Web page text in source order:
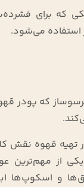
که برای
استفاده می‌شود.
که پودر
تهیه قهوه نقش
از مهم‌ترین
و اسکوپ‌ها